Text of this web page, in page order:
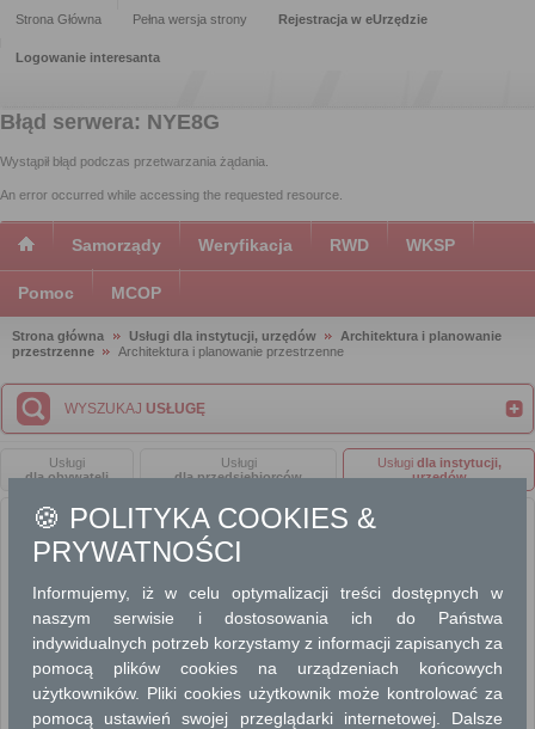
Strona Główna Pełna wersja strony Rejestracja w eUrzędzie
Logowanie interesanta
Błąd serwera: NYE8G
Wystąpił błąd podczas przetwarzania żądania.
An error occurred while accessing the requested resource.
Samorządy Weryfikacja RWD WKSP
Pomoc MCOP
Strona główna Usługi dla instytucji, urzędów
Architektura i planowanie
przestrzenne
Architektura i planowanie przestrzenne
WYSZUKAJ USŁUGĘ
Usługi
dla obywateli
Usługi
dla przedsiębiorców
Usługi dla instytucji,
urzędów
BUDOWNICTWO
PLANOWANIE PRZESTRZENNE
WYDANIE DECYZJI O USTALENIU LOKALIZACJI INWESTYCJI CELU
PUBLICZNEGO
WYPIS I WYRYS Z MIEJSCOWEGO PLANU ZAGOSPODAROWANIA
🍪 POLITYKA COOKIES &
PRYWATNOŚCI
Informujemy, iż w celu optymalizacji treści dostępnych w
naszym serwisie i dostosowania ich do Państwa
indywidualnych potrzeb korzystamy z informacji zapisanych za
pomocą plików cookies na urządzeniach końcowych
użytkowników. Pliki cookies użytkownik może kontrolować za
pomocą ustawień swojej przeglądarki internetowej. Dalsze